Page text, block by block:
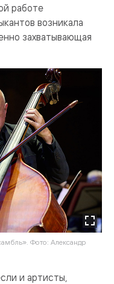
работе
возникала
захватывающая
Фото: Александр
и артисты,